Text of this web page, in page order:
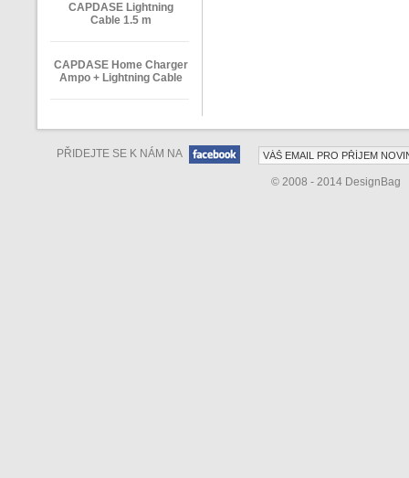
CAPDASE Lightning
Cable 1.5 m
CAPDASE Home Charger
Ampo + Lightning Cable
PŘIDEJTE SE K NÁM NA
© 2008 - 2014 DesignBag